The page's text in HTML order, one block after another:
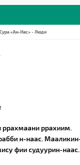
Сура «Ан-Нас» - Люди
ррахмаани ррахиим.
н-наас.
фии судуурин-